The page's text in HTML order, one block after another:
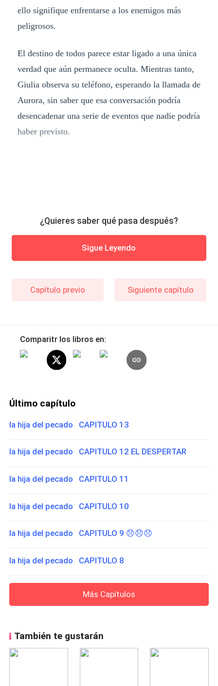
ello signifique enfrentarse a los enemigos más
peligrosos.
El destino de todos parece estar ligado a una única
verdad que aún permanece oculta. Mientras tanto,
Giulia observa su teléfono, esperando la llamada de
Aurora, sin saber que esa conversación podría
desencadenar una serie de eventos que nadie podría
haber previsto.
¿Quieres saber qué pasa después?
Sigue Leyendo
Capítulo previo Siguiente capítulo
Comparitr los libros en:
Último capítulo
la hija del pecado CAPITULO 13
la hija del pecado CAPITULO 12 EL DESPERTAR
la hija del pecado CAPITULO 11
la hija del pecado CAPITULO 10
la hija del pecado CAPITULO 9 😞😞😞
la hija del pecado CAPITULO 8
Más Capítulos
También te gustarán